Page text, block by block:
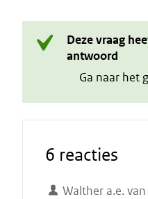
Deze vraag
antwoord
Ga naar het
6 reacties
Walther a.e.